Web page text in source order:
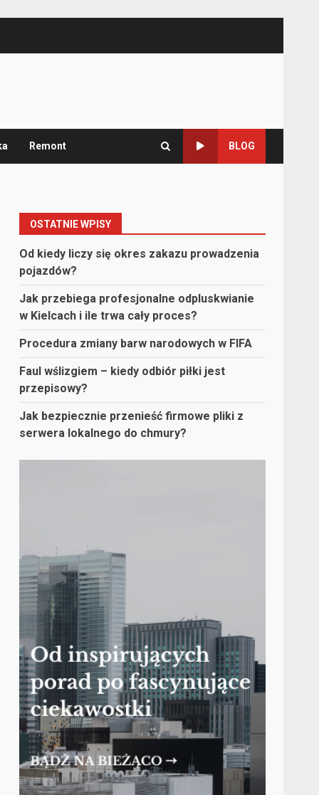
Remont BLOG
OSTATNIE WPISY
Od kiedy liczy się okres zakazu prowadzenia
pojazdów?
Jak przebiega profesjonalne odpluskwianie
w Kielcach i ile trwa cały proces?
Procedura zmiany barw narodowych w FIFA
Faul wślizgiem – kiedy odbiór piłki jest
przepisowy?
Jak bezpiecznie przenieść firmowe pliki z
serwera lokalnego do chmury?